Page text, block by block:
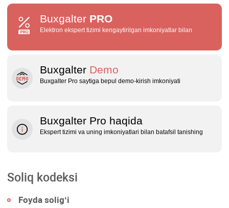
Buxgalter PRO
Elektron ekspert tizimi kengaytirilgan imkoniyatlar bilan
Buxgalter Demo
Buxgalter Pro saytiga bepul demo‑kirish imkoniyati
Buxgalter Pro haqida
Ekspert tizimi va uning imkoniyatlari bilan batafsil tanishing
Soliq kodeksi
Foyda soligʻi